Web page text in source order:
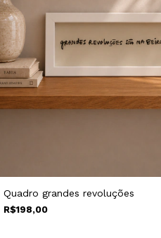
Quadro grandes revoluções
R$198,00